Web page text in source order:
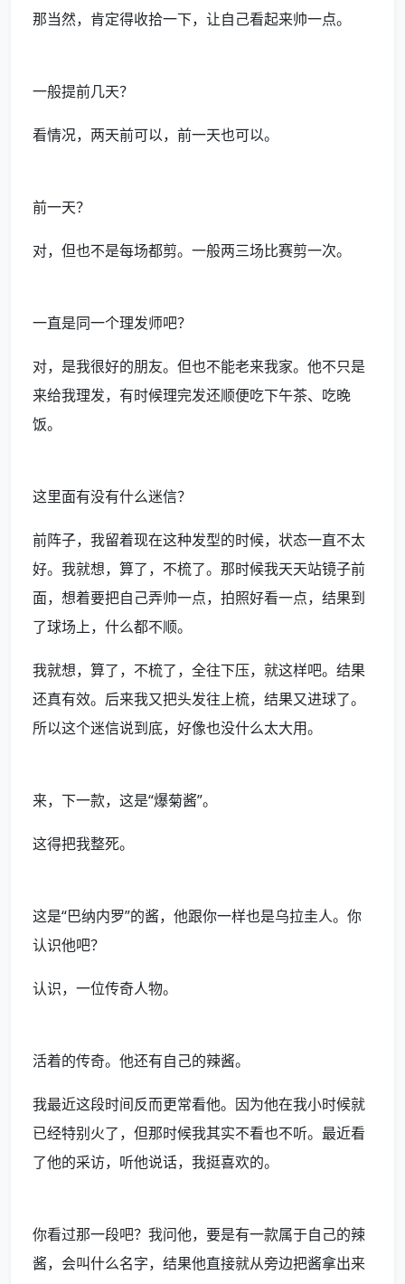
那当然，肯定得收拾一下，让自己看起来帅一点。
一般提前几天？
看情况，两天前可以，前一天也可以。
前一天？
对，但也不是每场都剪。一般两三场比赛剪一次。
一直是同一个理发师吧？
对，是我很好的朋友。但也不能老来我家。他不只是
来给我理发，有时候理完发还顺便吃下午茶、吃晚
饭。
这里面有没有什么迷信？
前阵子，我留着现在这种发型的时候，状态一直不太
好。我就想，算了，不梳了。那时候我天天站镜子前
面，想着要把自己弄帅一点，拍照好看一点，结果到
了球场上，什么都不顺。
我就想，算了，不梳了，全往下压，就这样吧。结果
还真有效。后来我又把头发往上梳，结果又进球了。
所以这个迷信说到底，好像也没什么太大用。
来，下一款，这是“爆菊酱”。
这得把我整死。
这是“巴纳内罗”的酱，他跟你一样也是乌拉圭人。你
认识他吧？
认识，一位传奇人物。
活着的传奇。他还有自己的辣酱。
我最近这段时间反而更常看他。因为他在我小时候就
已经特别火了，但那时候我其实不看也不听。最近看
了他的采访，听他说话，我挺喜欢的。
你看过那一段吧？我问他，要是有一款属于自己的辣
酱，会叫什么名字，结果他直接就从旁边把酱拿出来